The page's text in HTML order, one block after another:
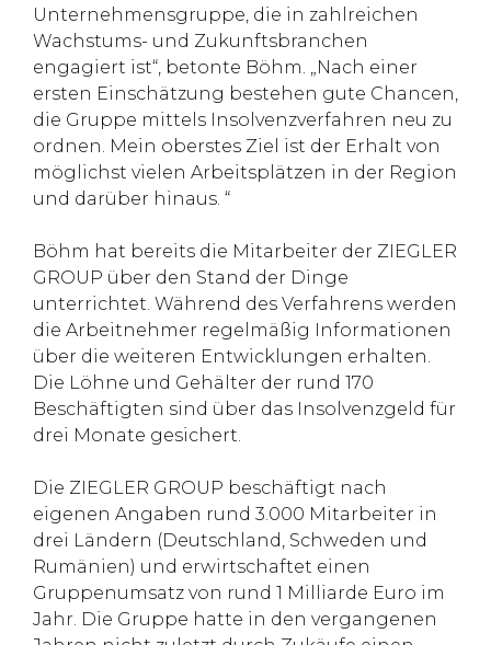
Unternehmensgruppe, die in zahlreichen
Wachstums- und Zukunftsbranchen
engagiert ist“, betonte Böhm. „Nach einer
ersten Einschätzung bestehen gute Chancen,
die Gruppe mittels Insolvenzverfahren neu zu
ordnen. Mein oberstes Ziel ist der Erhalt von
möglichst vielen Arbeitsplätzen in der Region
und darüber hinaus. “
Böhm hat bereits die Mitarbeiter der ZIEGLER
GROUP über den Stand der Dinge
unterrichtet. Während des Verfahrens werden
die Arbeitnehmer regelmäßig Informationen
über die weiteren Entwicklungen erhalten.
Die Löhne und Gehälter der rund 170
Beschäftigten sind über das Insolvenzgeld für
drei Monate gesichert.
Die ZIEGLER GROUP beschäftigt nach
eigenen Angaben rund 3.000 Mitarbeiter in
drei Ländern (Deutschland, Schweden und
Rumänien) und erwirtschaftet einen
Gruppenumsatz von rund 1 Milliarde Euro im
Jahr. Die Gruppe hatte in den vergangenen